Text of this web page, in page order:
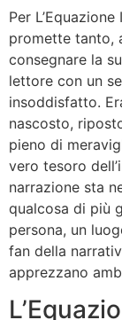
Per
promette tanto,
consegnare la
lettore con un
insoddisfatto.
nascosto,
pieno di
vero tesoro
narrazione sta
qualcosa di più
persona, un
fan della
apprezzano